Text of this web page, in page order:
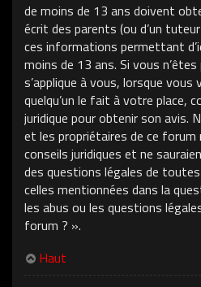
de moins de 13 ans doivent
écrit des parents (ou d’un
ces informations permettant
moins de 13 ans. Si vous
s’applique à vous, lorsque
quelqu’un le fait à votre place,
juridique pour obtenir son avis.
et les propriétaires de ce
conseils juridiques et ne
des questions légales de
celles mentionnées dans la
les abus ou les questions
forum ? ».
Haut